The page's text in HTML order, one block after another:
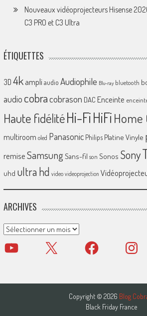
Nouveaux vidéoprojecteurs Hisense
C3 PRO et C3 Ultra
ÉTIQUETTES
3D 4k ampliaudio Audiophile Blu-ray bluetooth
audio cobracobrason DAC Enceinte
Haute fidélitéHi-FiHiFiHome
multiroom oled Panasonic Philips Platine Vinyle
remiseSamsungSans-fil son Sonos Sony
uhd ultra hd video videoprojection
ARCHIVES
Archives
YouTube X Facebook
Copyright © 2026 Blog
Black Friday France